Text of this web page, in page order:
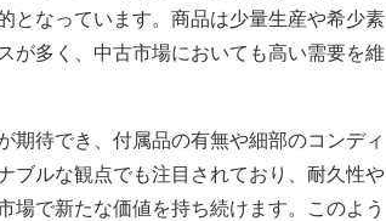
となっています。商品は少量生産や希少素
が多く、中古市場においても高い需要を維
期待でき、付属品の有無や細部のコンディ
ブルな観点でも注目されており、耐久性や
場で新たな価値を持ち続けます。このよう